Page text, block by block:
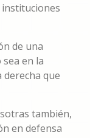
instituciones
de una
en la
que
también,
en defensa